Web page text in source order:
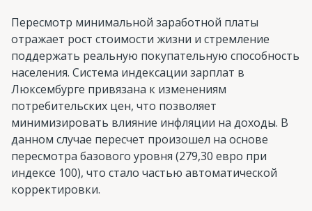
Пересмотр минимальной заработной платы
отражает рост стоимости жизни и стремление
поддержать реальную покупательную способность
населения. Система индексации зарплат в
Люксембурге привязана к изменениям
потребительских цен, что позволяет
минимизировать влияние инфляции на доходы. В
данном случае пересчет произошел на основе
пересмотра базового уровня (279,30 евро при
индексе 100), что стало частью автоматической
корректировки.